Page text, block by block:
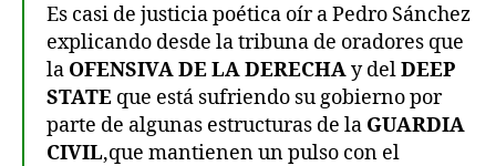
Es casi de justicia poética oír a Pedro Sánchez
explicando desde la tribuna de oradores que
la OFENSIVA DE LA DERECHAy delDEEP
STATE que está sufriendo su gobierno por
parte de algunas estructuras de la GUARDIA
CIVIL,que mantienen un pulso con el